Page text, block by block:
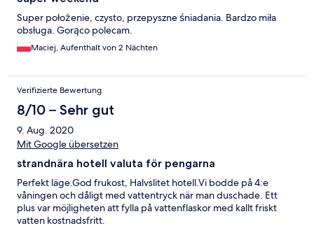
Super położenie, czysto, przepyszne śniadania. Bardzo miła
obsługa. Gorąco polecam.
Maciej, Aufenthalt von 2 Nächten
Verifizierte Bewertung
8/10 – Sehr gut
9. Aug. 2020
Mit Google übersetzen
strandnära hotell valuta för pengarna
Perfekt läge.God frukost, Halvslitet hotell.Vi bodde på 4:e
våningen och dåligt med vattentryck när man duschade. Ett
plus var möjligheten att fylla på vattenflaskor med kallt friskt
vatten kostnadsfritt.